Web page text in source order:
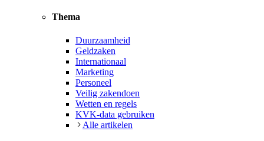
Thema
Duurzaamheid
Geldzaken
Internationaal
Marketing
Personeel
Veilig zakendoen
Wetten en regels
KVK-data gebruiken
Alle artikelen